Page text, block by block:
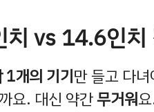
vs 14.6인치
1개의 기기만 들고 다
요. 대신 약간무거워